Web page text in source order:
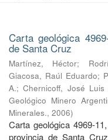
Carta geológica
de Santa Cruz
Martínez, Héctor;
Giacosa, Raúl Eduardo;
A.;Chernicoff, José Luis
Geológico Minero
Minerales., 2006)
Carta geológica 4969-
provincia de Santa